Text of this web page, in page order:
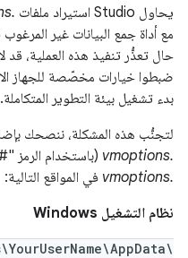
يحاول Studio استيراد ملفات .vmoptions
حال تعذُّر تنفيذ هذه العملية،
ضبطوا خيارات مخصّصة للجهاز
بدء تشغيل بيئة التطوير المتكاملة.
لتجنُّب هذه المشكلة، ننصحك
.vmoptions
(باستخدام الرمز
.vmoptions
في المواقع التالية:
نظام التشغيل Windows